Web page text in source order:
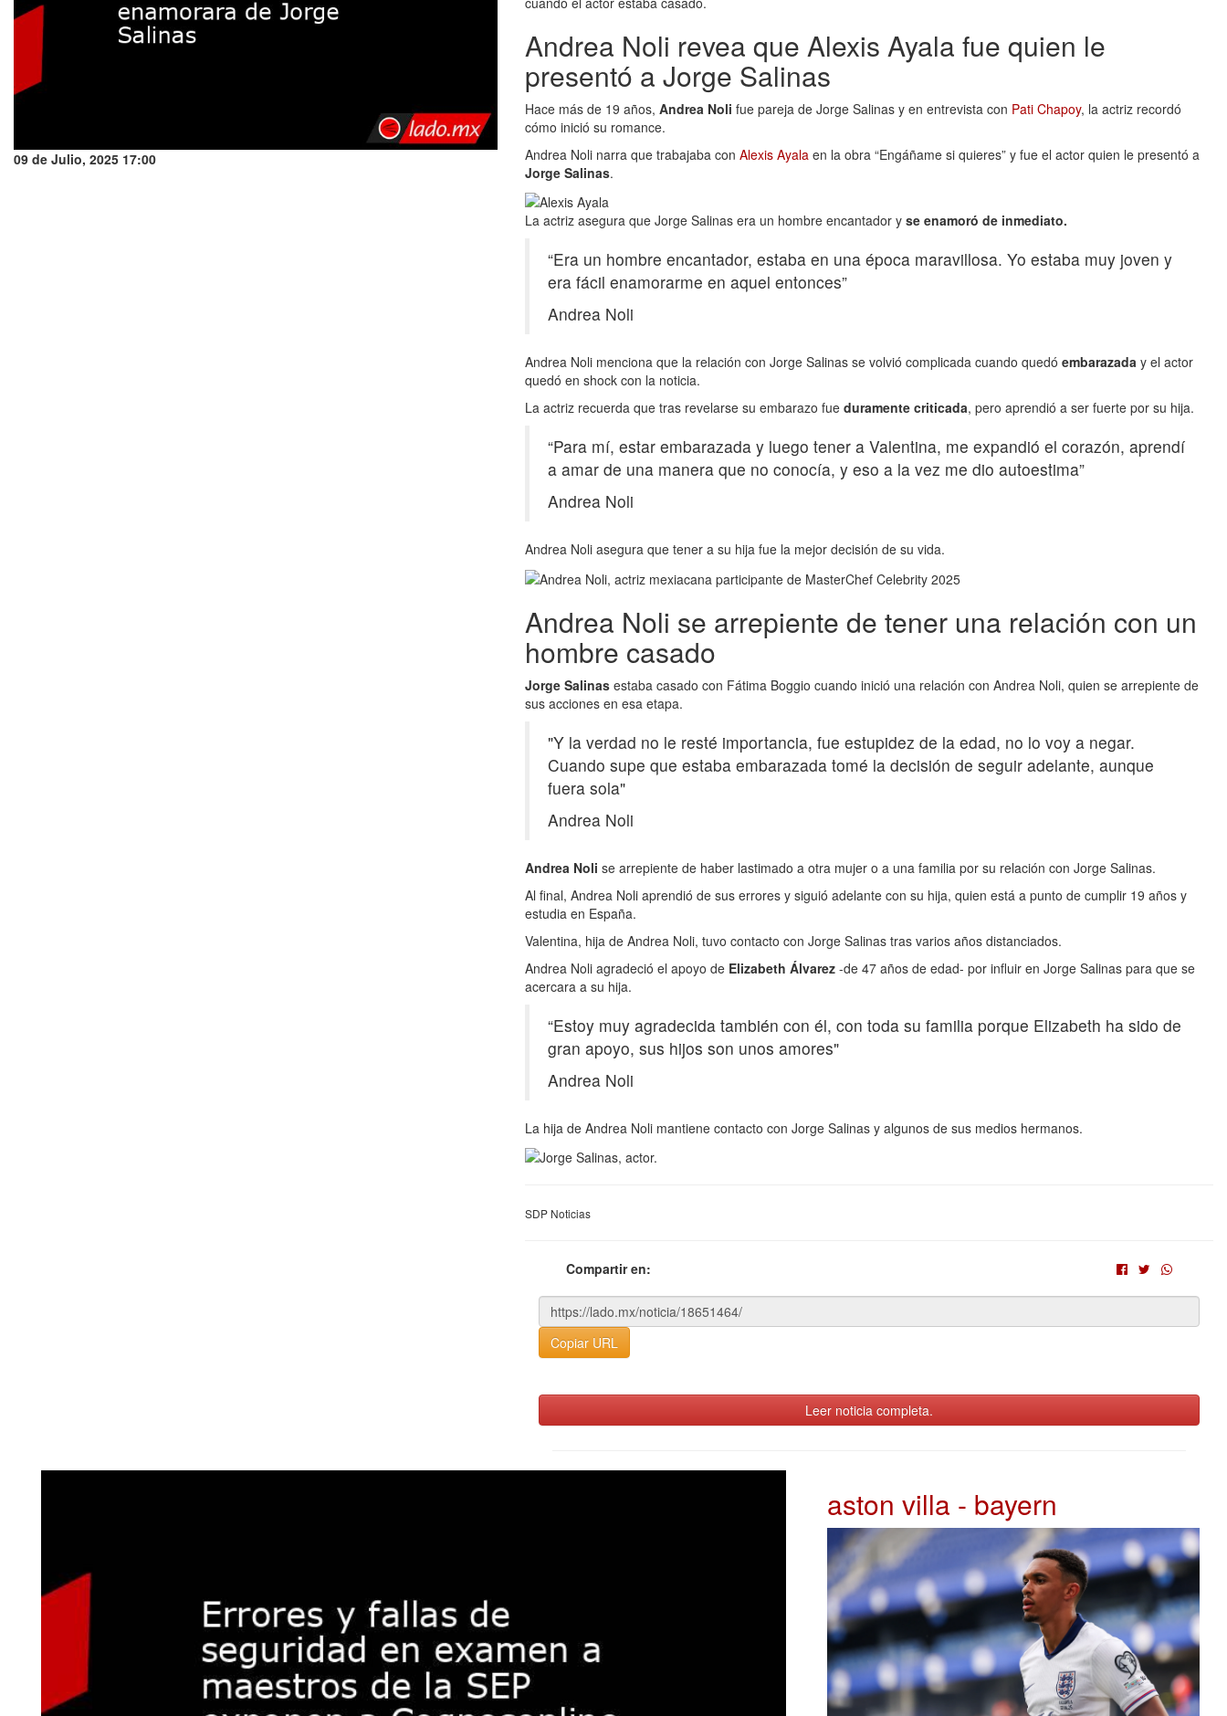
09 de Julio, 2025 17:00
Andrea Noli revea que Alexis Ayala fue quien le
presentó a Jorge Salinas
Hace más de 19 años, Andrea Noli fue pareja de Jorge Salinas y en entrevista con Pati Chapoy, la actriz recordó
cómo inició su romance.
Andrea Noli narra que trabajaba con Alexis Ayala en la obra “Engáñame si quieres” y fue el actor quien le presentó a
Jorge Salinas.
La actriz asegura que Jorge Salinas era un hombre encantador y se enamoró de inmediato.
“Era un hombre encantador, estaba en una época maravillosa. Yo estaba muy joven y
era fácil enamorarme en aquel entonces”
Andrea Noli
Andrea Noli menciona que la relación con Jorge Salinas se volvió complicada cuando quedó embarazada y el actor
quedó en shock con la noticia.
La actriz recuerda que tras revelarse su embarazo fue duramente criticada, pero aprendió a ser fuerte por su hija.
“Para mí, estar embarazada y luego tener a Valentina, me expandió el corazón, aprendí
a amar de una manera que no conocía, y eso a la vez me dio autoestima”
Andrea Noli
Andrea Noli asegura que tener a su hija fue la mejor decisión de su vida.
Andrea Noli se arrepiente de tener una relación con un
hombre casado
Jorge Salinas estaba casado con Fátima Boggio cuando inició una relación con Andrea Noli, quien se arrepiente de
sus acciones en esa etapa.
"Y la verdad no le resté importancia, fue estupidez de la edad, no lo voy a negar.
Cuando supe que estaba embarazada tomé la decisión de seguir adelante, aunque
fuera sola"
Andrea Noli
Andrea Noli se arrepiente de haber lastimado a otra mujer o a una familia por su relación con Jorge Salinas.
Al final, Andrea Noli aprendió de sus errores y siguió adelante con su hija, quien está a punto de cumplir 19 años y
estudia en España.
Valentina, hija de Andrea Noli, tuvo contacto con Jorge Salinas tras varios años distanciados.
Andrea Noli agradeció el apoyo de Elizabeth Álvarez -de 47 años de edad- por influir en Jorge Salinas para que se
acercara a su hija.
“Estoy muy agradecida también con él, con toda su familia porque Elizabeth ha sido de
gran apoyo, sus hijos son unos amores"
Andrea Noli
La hija de Andrea Noli mantiene contacto con Jorge Salinas y algunos de sus medios hermanos.
SDP Noticias
Compartir en:
Copiar URL
Leer noticia completa.
aston villa - bayern